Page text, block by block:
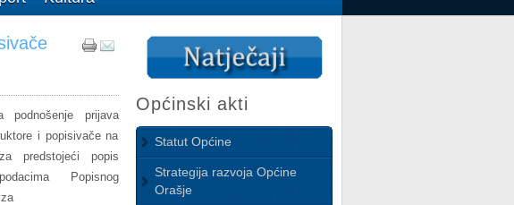
prijava
i popisivače na
predstojeći popis
Popisnog
Općinski akti
Statut Općine
Strategija razvoja Općine
Orašje